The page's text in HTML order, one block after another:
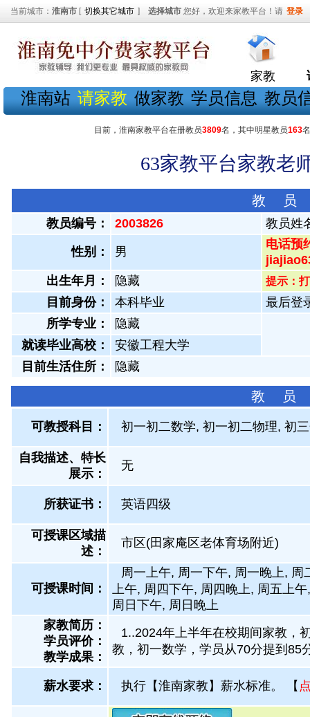
当前城市： 淮南市 [ 切换其它城市 ] 选择城市 您好，欢迎来家教平台！请 登录
家教
淮南站 请家教 做家教 学员信息 教员
目前，淮南家教平台在册教员3809名，其中明星教员163
63家教平台家教老
教 员
教员编号： 2003826 教员姓
性别： 男
电话预
出生年月：
隐藏 提示：
目前身份： 本科毕业
最后登
所学专业：
隐藏
就读毕业高校：
安徽工程大学
目前生活住所：
隐藏
教 员
可教授科目： 初一初二数学, 初一初二物理, 初
自我描述、特长
展示 ：
无
所获证书 ： 英语四级
可授课区域描
述：
市区(田家庵区老体育场附近)
可授课时间：
周一上午, 周一下午, 周一晚上,
上午, 周四下午, 周四晚上, 周五上
周日下午, 周日晚上
家教简历：
学员评价：
教学成果：
1..2024年上半年在校期间家教，
教，初一数学，学员从70分提到85
薪水要求： 执行【淮南家教】薪水标准。 【